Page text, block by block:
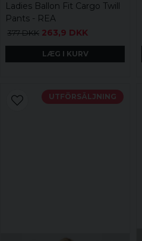
Ladies Ballon Fit Cargo Twill
Pants - REA
377 DKK 263,9 DKK
LÆG I KURV
UTFÖRSÄLJNING